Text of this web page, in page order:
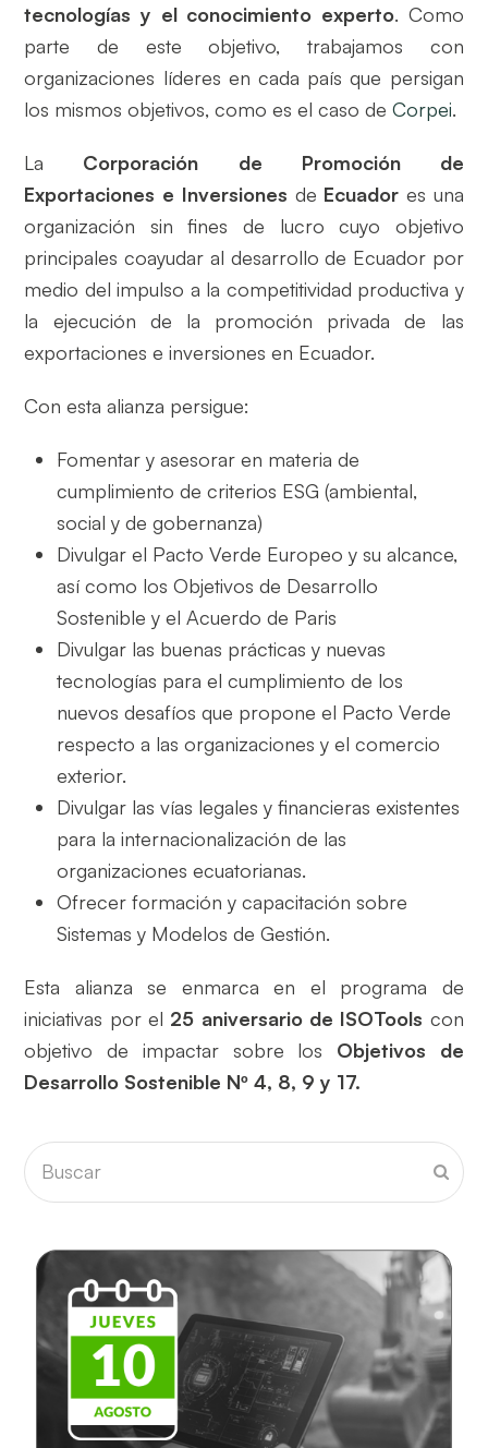
tecnologías y el conocimiento experto. Como
parte de este objetivo, trabajamos con
organizaciones líderes en cada país que persigan
los mismos objetivos, como es el caso deCorpei.
La Corporación de Promoción de
Exportaciones e Inversiones de Ecuador es una
organización sin fines de lucro cuyo objetivo
principales coayudar al desarrollo de Ecuador por
medio del impulso a la competitividad productiva y
la ejecución de la promoción privada de las
exportaciones e inversiones en Ecuador.
Con esta alianza persigue:
Fomentar y asesorar en materia de
cumplimiento de criterios ESG (ambiental,
social y de gobernanza)
Divulgar el Pacto Verde Europeo y su alcance,
así como los Objetivos de Desarrollo
Sostenible y el Acuerdo de Paris
Divulgar las buenas prácticas y nuevas
tecnologías para el cumplimiento de los
nuevos desafíos que propone el Pacto Verde
respecto a las organizaciones y el comercio
exterior.
Divulgar las vías legales y financieras existentes
para la internacionalización de las
organizaciones ecuatorianas.
Ofrecer formación y capacitación sobre
Sistemas y Modelos de Gestión.
Esta alianza se enmarca en el programa de
iniciativas por el 25 aniversario de ISOTools con
objetivo de impactar sobre los Objetivos de
Desarrollo Sostenible Nº 4, 8, 9 y 17.
Buscar